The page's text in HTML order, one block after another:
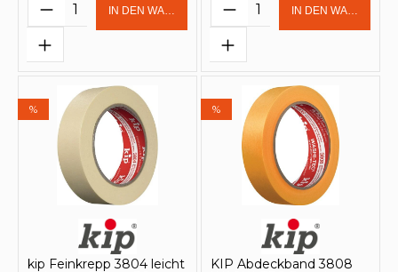
IN DEN WARENKORB IN DEN
%
kip Feinkrepp 3804 leicht
%
KIP Abdeckband 3808